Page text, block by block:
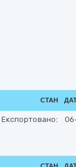
СТАН
Експортовано: